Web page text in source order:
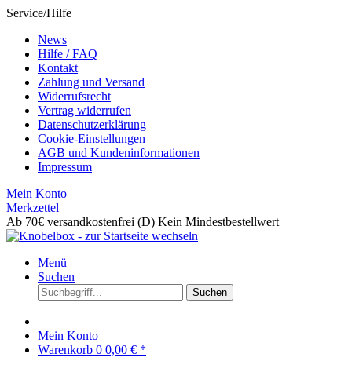
Service/Hilfe
News
Hilfe / FAQ
Kontakt
Zahlung und Versand
Widerrufsrecht
Vertrag widerrufen
Datenschutzerklärung
Cookie-Einstellungen
AGB und Kundeninformationen
Impressum
Mein Konto
Merkzettel
Ab 70€ versandkostenfrei (D) Kein Mindestbestellwert
Menü
Suchen
Suchen
Mein Konto
Warenkorb 0 0,00 € *